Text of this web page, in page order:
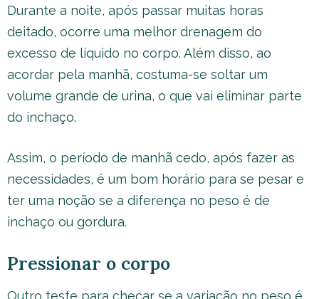
Durante a noite, após passar muitas horas
deitado, ocorre uma melhor drenagem do
excesso de líquido no corpo. Além disso, ao
acordar pela manhã, costuma-se soltar um
volume grande de urina, o que vai eliminar parte
do inchaço.
Assim, o período de manhã cedo, após fazer as
necessidades, é um bom horário para se pesar e
ter uma noção se a diferença no peso é de
inchaço ou gordura.
Pressionar o corpo
Outro teste para checar se a variação no peso é